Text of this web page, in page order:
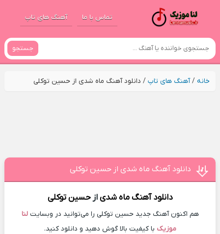
تماس با ما آهنگ های تاپ
جستجو
خانه/آهنگ های تاپ/ دانلود آهنگ ماه شدی از حسین توکلی
دانلود آهنگ ماه شدی از حسین توکلی
دانلود آهنگ ماه شدیازحسین توکلی
هم اکنون آهنگ جدید حسین توکلی را می‌توانید در وبسایتلنا
موزیک با کیفیت بالا گوش دهید و دانلود کنید.